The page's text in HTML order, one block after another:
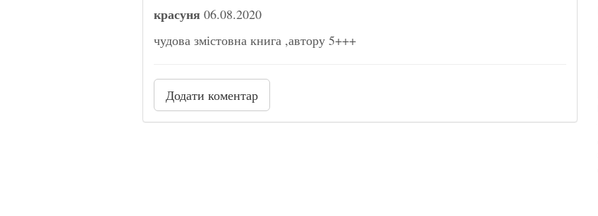
красуня 06.08.2020
чудова змістовна книга ,автору 5+++
Додати коментар